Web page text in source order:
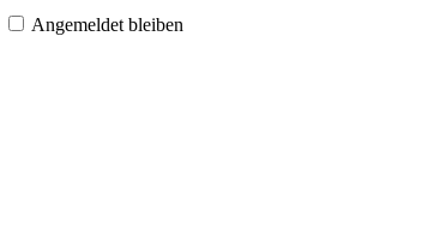
Angemeldet bleiben